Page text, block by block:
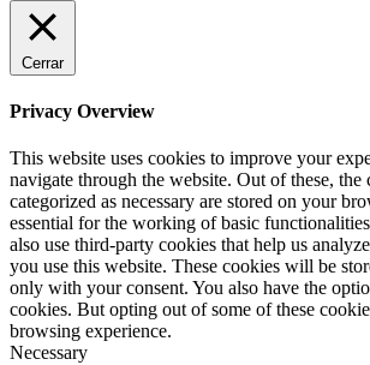
Cerrar
Privacy Overview
This website uses cookies to improve your
navigate through the website. Out of these, the
categorized as necessary are stored on your
essential for the working of basic
also use third-party cookies that help us
you use this website. These cookies will be
only with your consent. You also have the
cookies. But opting out of some of these
browsing experience.
Necessary